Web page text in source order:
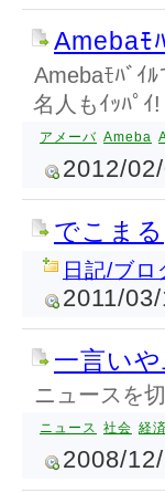
Amebaﾓ
Amebaﾓﾊﾞｲ
名人もｲｯﾊﾟｲ!
アメーバ Ameba
2012/
でこまる
日記/ブロ
2011/
一言い
ニュースを
ニュース 社会 経済
2008/